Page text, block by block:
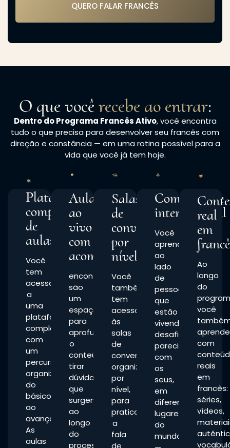
QUERO FALAR FRANCÊS
O que vocêrecebe ao entrar:
Dentro do Programa Francês Ativo, você encontra
tudo o que precisa para desenvolver seu francês com
direção e constância — em uma rotina possível para a
vida que você já tem hoje.
Plataforma
completa
de
aulas
Você
tem
acesso
a
uma
plataforma
completa,
com
um
percurso
organizado
do
básico
ao
avançado.
As
aulas
Aulas
ao
vivo
com
acompanhamento
encontros
são
um
espaço
para
aprofundar
o
conteúdo,
tirar
dúvidas
que
surgem
ao
longo
do
processo
Salas
de
conversação
por
nível
Você
também
tem
acesso
às
salas
de
conversação,
organizadas
por
nível,
para
praticar
a
fala
de
Comunidade
internacional
Você
aprende
ao
lado
de
pessoas
que
estão
vivendo
desafios
parecidos
com
os
seus,
em
diferentes
lugares
do
mundo
real
em
Ao
longo
do
você
aprende
com
reais
em
francês:
séries,
vídeos,